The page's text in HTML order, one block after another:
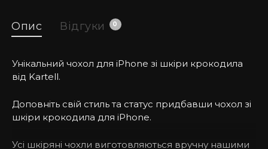
Опис Відгуки 0
Унікальний чохол для iPhone зі шкіри крокодила
від Kartell.
Доповніть свій стиль та статус придбавши чохол зі
шкіри крокодила для iPhone.
Усі шкіряні чохли виготовляються вручну нашими